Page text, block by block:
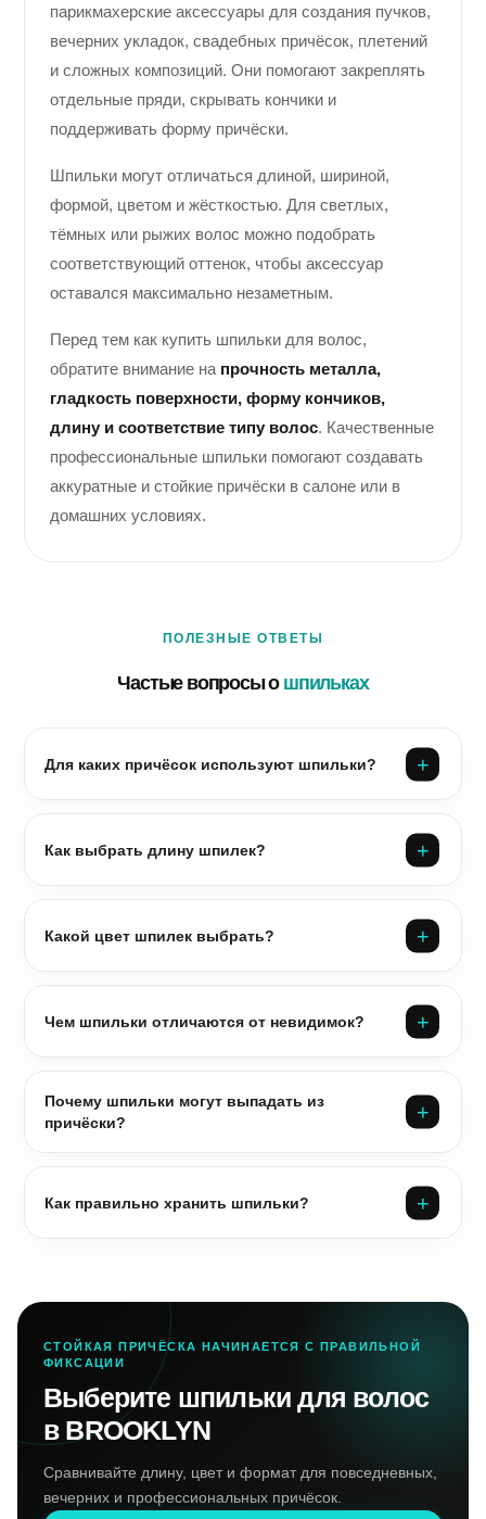
парикмахерские аксессуары для создания пучков,
вечерних укладок, свадебных причёсок, плетений
и сложных композиций. Они помогают закреплять
отдельные пряди, скрывать кончики и
поддерживать форму причёски.
Шпильки могут отличаться длиной, шириной,
формой, цветом и жёсткостью. Для светлых,
тёмных или рыжих волос можно подобрать
соответствующий оттенок, чтобы аксессуар
оставался максимально незаметным.
Перед тем как купить шпильки для волос,
обратите внимание на прочность металла,
гладкость поверхности, форму кончиков,
длину и соответствие типу волос. Качественные
профессиональные шпильки помогают создавать
аккуратные и стойкие причёски в салоне или в
домашних условиях.
ПОЛЕЗНЫЕ ОТВЕТЫ
Частые вопросы о шпильках
Для каких причёсок используют шпильки?
Как выбрать длину шпилек?
Какой цвет шпилек выбрать?
Чем шпильки отличаются от невидимок?
Почему шпильки могут выпадать из
причёски?
Как правильно хранить шпильки?
СТОЙКАЯ ПРИЧЁСКА НАЧИНАЕТСЯ С ПРАВИЛЬНОЙ
ФИКСАЦИИ
Выберите шпильки для волос
в BROOKLYN
Сравнивайте длину, цвет и формат для повседневных,
вечерних и профессиональных причёсок.